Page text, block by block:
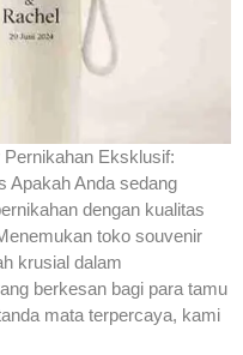
Eksklusif:
Apakah Anda sedang
dengan kualitas
toko souvenir
krusial dalam
berkesan bagi para tamu
mata terpercaya, kami